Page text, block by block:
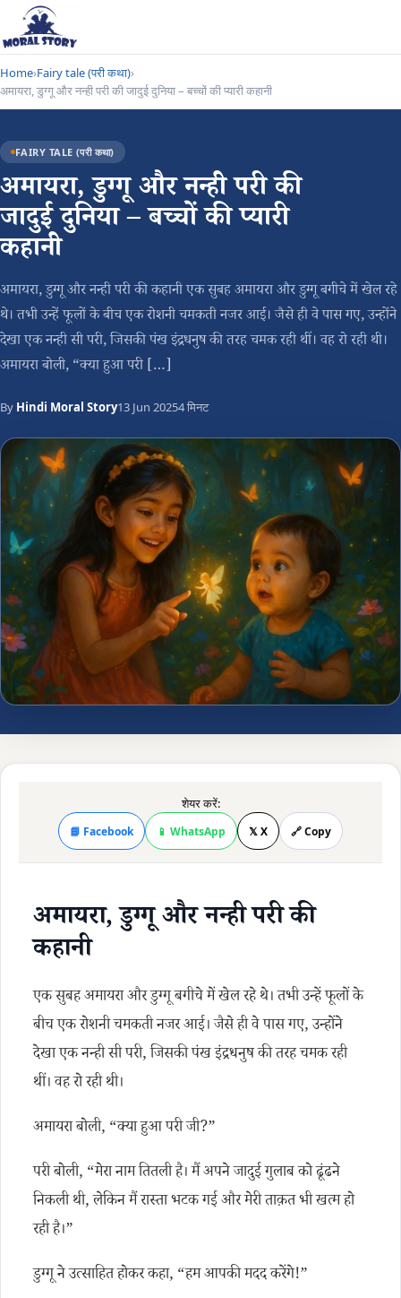
Home›Fairy tale (परी कथा)›
अमायरा, डुग्गू और नन्ही परी की जादुई दुनिया – बच्चों की प्यारी कहानी
FAIRY TALE (परी कथा)
अमायरा, डुग्गू और नन्ही परी की
जादुई दुनिया – बच्चों की प्यारी
कहानी
अमायरा, डुग्गू और नन्ही परी की कहानी एक सुबह अमायरा और डुग्गू बगीचे में खेल रहे
थे। तभी उन्हें फूलों के बीच एक रोशनी चमकती नजर आई। जैसे ही वे पास गए, उन्होंने
देखा एक नन्ही सी परी, जिसकी पंख इंद्रधनुष की तरह चमक रही थीं। वह रो रही थी।
अमायरा बोली, “क्या हुआ परी […]
By Hindi Moral Story13 Jun 20254 मिनट
शेयर करें:
📘 Facebook 📱 WhatsApp 𝕏 X 🔗 Copy
अमायरा, डुग्गू और नन्ही परी की
कहानी
एक सुबह अमायरा और डुग्गू बगीचे में खेल रहे थे। तभी उन्हें फूलों के
बीच एक रोशनी चमकती नजर आई। जैसे ही वे पास गए, उन्होंने
देखा एक नन्ही सी परी, जिसकी पंख इंद्रधनुष की तरह चमक रही
थीं। वह रो रही थी।
अमायरा बोली, “क्या हुआ परी जी?”
परी बोली, “मेरा नाम तितली है। मैं अपने जादुई गुलाब को ढूंढने
निकली थी, लेकिन मैं रास्ता भटक गई और मेरी ताक़त भी खत्म हो
रही है।”
डुग्गू ने उत्साहित होकर कहा, “हम आपकी मदद करेंगे!”